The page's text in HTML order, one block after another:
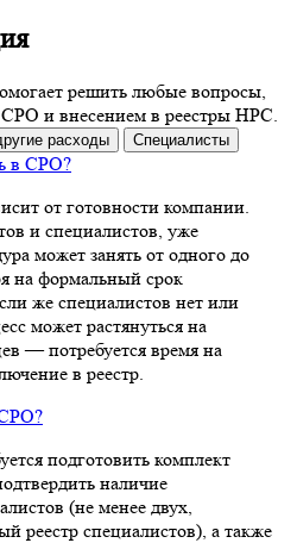
решить любые вопросы,
СРО и внесением в реестры НРС.
расходы Специалисты
в СРО?
от готовности компании.
и специалистов, уже
может занять от одного до
на формальный срок
же специалистов нет или
может растянуться на
— потребуется время на
в реестр.
подготовить комплект
наличие
(не менее двух,
реестр специалистов), а также